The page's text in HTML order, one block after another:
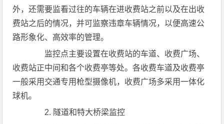
外，还需要监看过往的车辆在进收费站之前以及在出收
费站之后的情况，并可监察违章车辆情况，以便高速公
路形象化、高效率的管理。
监控点主要设置在收费站的车道、收费广场、
收费站正中间和各个收费亭等处。各收费车道及收费亭
一般采用交通专用枪型摄像机，收费广场多采用一体化
球机。
2. 隧道和特大桥梁监控